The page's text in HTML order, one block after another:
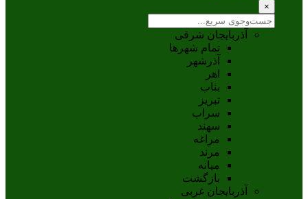
×
آذربایجان شرقی
تمام شهر‌ها
آذرشهر
اهر
بناب
تبريز
سراب
سهند
مراغه
مرند
ميانه
بازگشت
آذربایجان غربی